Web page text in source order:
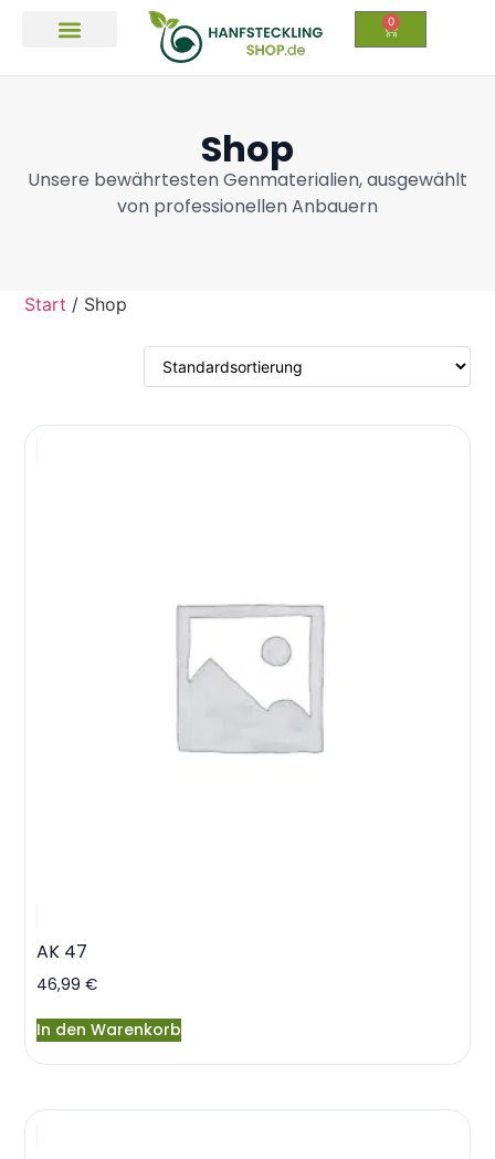
0
Shop
Unsere bewährtesten Genmaterialien, ausgewählt
von professionellen Anbauern
Start / Shop
AK 47
46,99€
In den Warenkorb